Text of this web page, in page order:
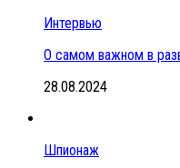
Интервью
О самом важном в
28.08.2024
Шпионаж